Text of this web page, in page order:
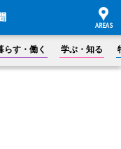
らす・働く 学ぶ・知る